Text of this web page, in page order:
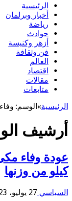
الرئيسية
أخبار وبرلمان
رياضة
حوادث
أزهر وكنيسة
فن وثقافة
العالم
اقتصاد
مقالات
متابعات
الرئيسية»الوسم:
أرشيف
كيلو من وزنها
السياسي 27 يوليو، 2023